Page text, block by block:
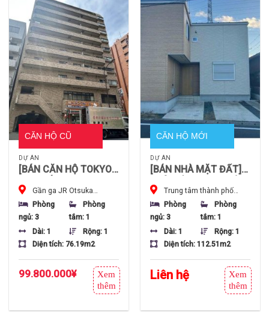
CĂN HỘ CŨ
DỰ ÁN
[BÁN CĂN HỘ TOKYO]
– CÁCH GA OTSUKA
(YAMANOTE) 3 PHÚT
ĐI BỘ
Gần ga JR Otsuka
(Tuyến Yamanote), ga
Sugamo Shinden & Otsuka
Phòng
ngủ: 3
Phòng
tắm: 1
Dài: 1
Rộng: 1
Diện tích: 76.19m2
99.800.000¥
Xem
thêm
CĂN HỘ MỚI
DỰ ÁN
[BÁN NHÀ MẶT ĐẤT]
2023 TẠI OTA
(GUNMA) – ĐẤT
112m² CÓ CHỖ ĐỖ XE
Trung tâm thành phố
Ota, tỉnh Gunma, Nhật Bản
Phòng
ngủ: 3
Phòng
tắm: 1
Dài: 1
Rộng: 1
Diện tích: 112.51m2
Liên hệ
Xem
thêm